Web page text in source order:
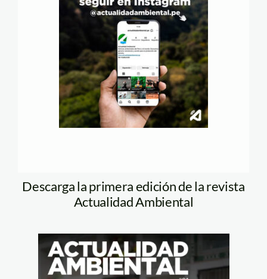
Descarga la primera edición de la revista
Actualidad Ambiental